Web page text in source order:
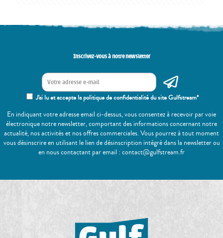
Inscrivez-vous à notre newsletter
J'ai lu et accepte la politique de confidentialité du site Gulfstream*
En indiquant votre adresse email ci-dessus, vous consentez à recevoir par voie
électronique notre newsletter, comportant des informations concernant notre
actualité, nos activités et nos offres commerciales. Vous pourrez à tout moment
vous désinscrire en utilisant le lien de désinscription intégré dans la newsletter ou
en nous contactant par email : contact@gulfstream.fr